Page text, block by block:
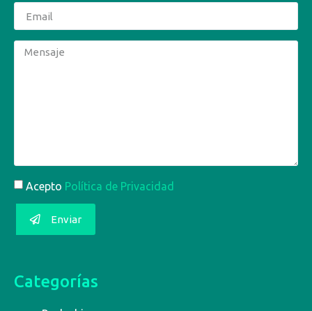
Acepto Política de Privacidad
Enviar
Categorías